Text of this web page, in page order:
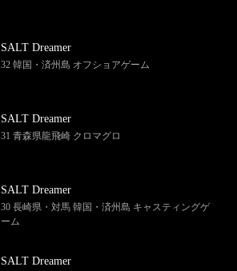
SALT Dreamer
32 韓国・済州島 オフショアゲーム
SALT Dreamer
31 青森県龍飛崎 クロマグロ
SALT Dreamer
30 長崎県・対馬 韓国・済州島 キャスティングゲ
ーム
SALT Dreamer